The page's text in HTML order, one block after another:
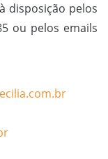
disposição pelos
ou pelos emails